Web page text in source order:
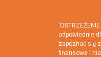
odpowiednie
zapoznać się
finansowe i